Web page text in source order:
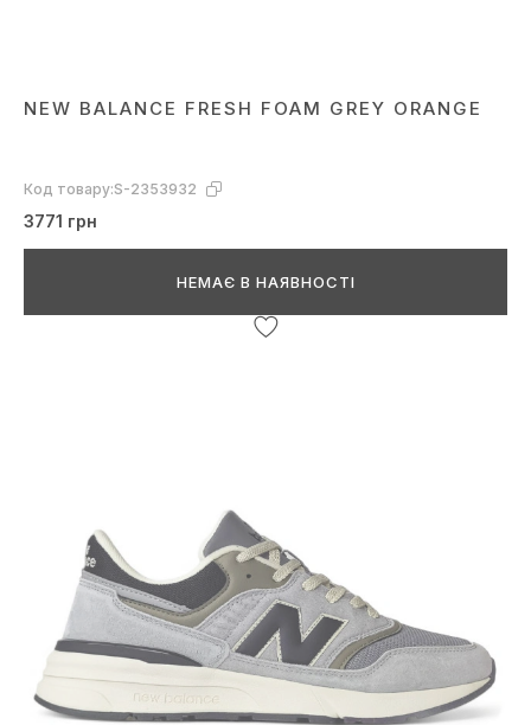
NEW BALANCE FRESH FOAM GREY ORANGE
Код товару:S-2353932
3771 грн
НЕМАЄ В НАЯВНОСТІ